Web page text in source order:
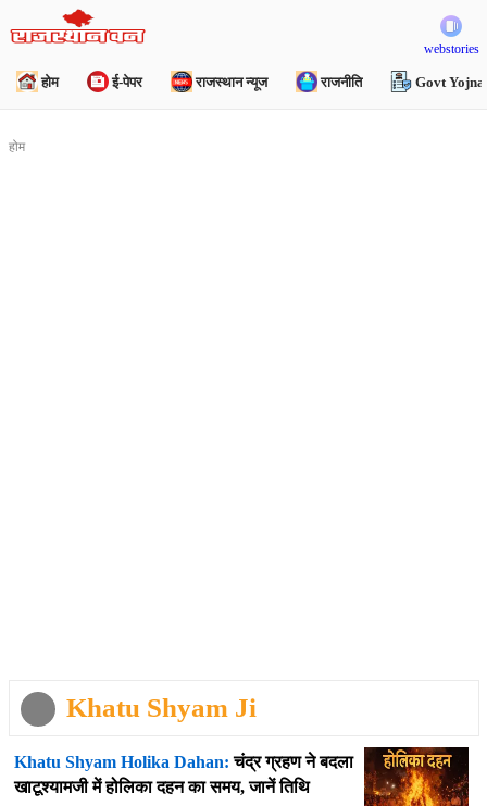
webstories
होम ई-पेपर राजस्थान न्यूज राजनीति Govt Yojna
होम
Khatu Shyam Ji
Khatu Shyam Holika Dahan: चंद्र ग्रहण ने बदला
खाटूश्यामजी में होलिका दहन का समय, जानें तिथि